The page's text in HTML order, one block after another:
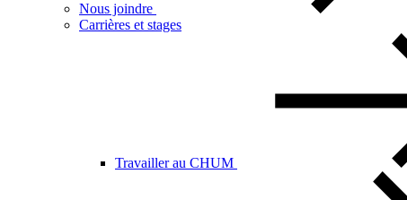
Nous joindre
Carrières et stages
Travailler au CHUM